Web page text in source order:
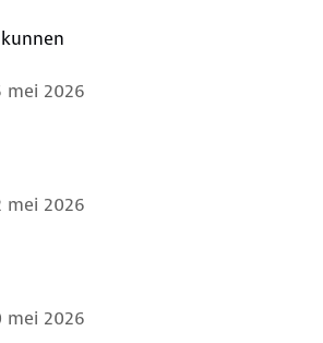
mei 2026
mei 2026
mei 2026